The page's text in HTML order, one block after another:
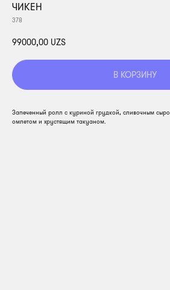
ЧИКЕН
378
99000,00 UZS
В КОРЗИНУ
Запеченный ролл с куриной грудкой, сливочным
омлетом и хрустящим такуаном.